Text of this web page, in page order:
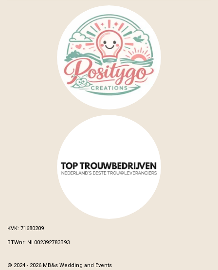
KVK: 71680209
BTWnr: NL002392783B93
© 2024 - 2026 MB&s Wedding and Events